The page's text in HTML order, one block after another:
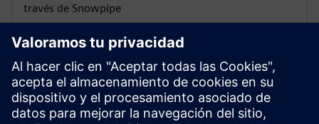
través de Snowpipe